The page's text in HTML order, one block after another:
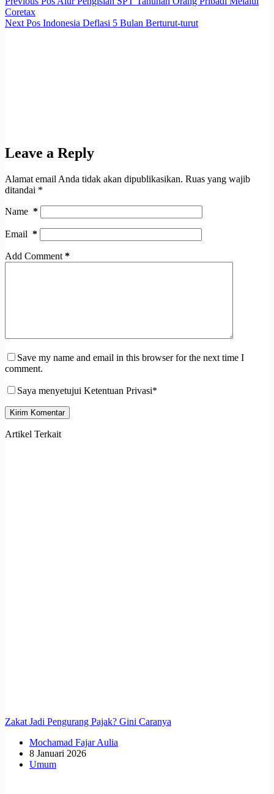
Coretax
Next Pos Indonesia Deflasi 5 Bulan Berturut-turut
Leave a Reply
Alamat email Anda tidak akan dipublikasikan. Ruas yang wajib
ditandai *
Name *
Email *
Add Comment *
Save my name and email in this browser for the next time I
comment.
Saya menyetujui Ketentuan Privasi*
Kirim Komentar
Artikel Terkait
Zakat Jadi Pengurang Pajak? Gini Caranya
Mochamad Fajar Aulia
8 Januari 2026
Umum